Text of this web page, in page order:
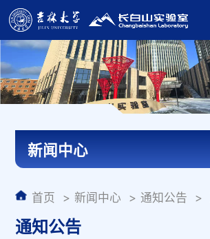
新闻中心
通知公告
首页 新闻中心 通知公告